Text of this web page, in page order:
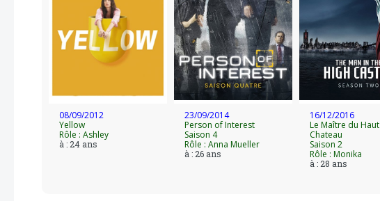
08/09/2012
Yellow
Rôle : Ashley
à : 24 ans
23/09/2014
Person of Interest
Saison 4
Rôle : Anna Mueller
à : 26 ans
16/12/2016
Le Maître du Haut
Chateau
Saison 2
Rôle : Monika
à : 28 ans